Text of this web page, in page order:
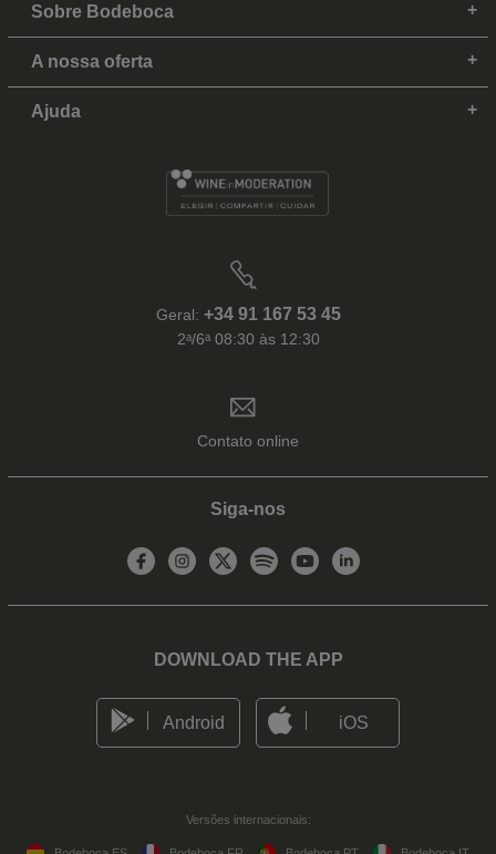
Sobre Bodeboca
A nossa oferta
Ajuda
Geral: +34 91 167 53 45
2ᵃ/6ᵃ 08:30 às 12:30
Contato online
Siga-nos
DOWNLOAD THE APP
Android iOS
Versões internacionais: